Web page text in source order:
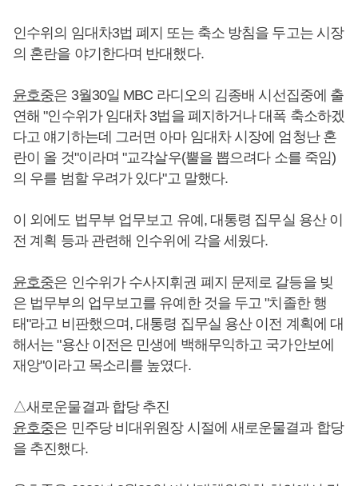
인수위의 임대차3법 폐지 또는 축소 방침을 두고는 시장
의 혼란을 야기한다며 반대했다.
윤호중은 3월30일 MBC 라디오의 김종배 시선집중에 출
연해 "인수위가 임대차 3법을 폐지하거나 대폭 축소하겠
다고 얘기하는데 그러면 아마 임대차 시장에 엄청난 혼
란이 올 것"이라며 "교각살우(뿔을 뽑으려다 소를 죽임)
의 우를 범할 우려가 있다"고 말했다.
이 외에도 법무부 업무보고 유예, 대통령 집무실 용산 이
전 계획 등과 관련해 인수위에 각을 세웠다.
윤호중은 인수위가 수사지휘권 폐지 문제로 갈등을 빚
은 법무부의 업무보고를 유예한 것을 두고 "치졸한 행
태"라고 비판했으며, 대통령 집무실 용산 이전 계획에 대
해서는 "용산 이전은 민생에 백해무익하고 국가안보에
재앙"이라고 목소리를 높였다.
△새로운물결과 합당 추진
윤호중은 민주당 비대위원장 시절에 새로운물결과 합당
을 추진했다.